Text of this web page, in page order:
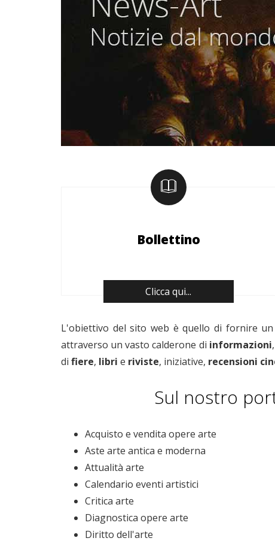
Bollettino
Clicca qui...
L'obiettivo del sito web è quello di fornire
attraverso un vasto calderone di informazioni,
di fiere, libri e riviste, iniziative, recensioni
Sul nostro
Acquisto e vendita opere arte
Aste arte antica e moderna
Attualità arte
Calendario eventi artistici
Critica arte
Diagnostica opere arte
Diritto dell'arte